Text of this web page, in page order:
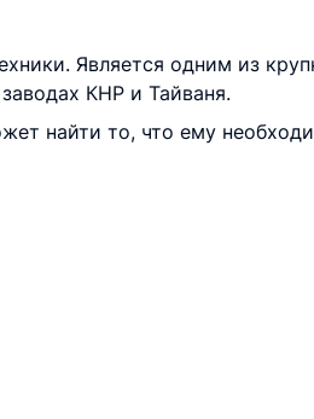
Является одним из
КНР и Тайваня.
найти то, что ему